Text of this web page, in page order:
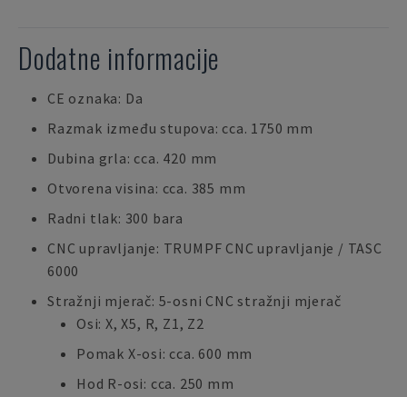
Dodatne informacije
CE oznaka: Da
Razmak između stupova: cca. 1750 mm
Dubina grla: cca. 420 mm
Otvorena visina: cca. 385 mm
Radni tlak: 300 bara
CNC upravljanje: TRUMPF CNC upravljanje / TASC
6000
Stražnji mjerač: 5-osni CNC stražnji mjerač
Osi: X, X5, R, Z1, Z2
Pomak X-osi: cca. 600 mm
Hod R-osi: cca. 250 mm